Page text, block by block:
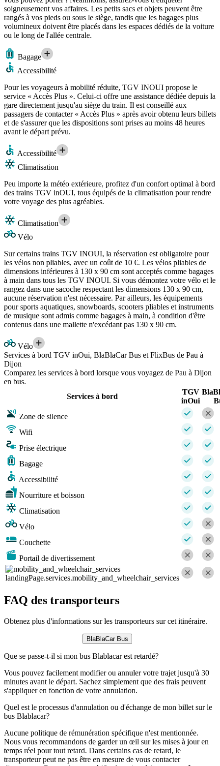
soigneusement vos affaires. Les petits sacs et objets peuvent être
rangés à vos pieds ou sous le siège, tandis que les bagages plus
volumineux doivent être placés dans les espaces dédiés de la voiture
ou le long de l'allée centrale.
Bagage
Accessibilité
Pour les voyageurs à mobilité réduite, TGV INOUI propose le
service « Accès Plus ». Celui-ci offre une assistance dédiée depuis la
gare directement jusqu'au siège du train. Il est conseillé aux
passagers de contacter « Accès Plus » après avoir obtenu leurs billets
et de s'assurer que les dispositions sont prises au moins 48 heures
avant le départ prévu.
Accessibilité
Climatisation
Peu importe la météo extérieure, profitez d'un confort optimal à bord
des trains TGV inOUI, tous équipés de la climatisation pour rendre
votre voyage des plus agréables.
Climatisation
Vélo
Sur certains trains TGV INOUI, la réservation est obligatoire pour
les vélos non pliables, avec un coût de 10 €. Les vélos pliables de
dimensions inférieures à 130 x 90 cm sont acceptés comme bagages
à main dans tous les TGV INOUI. Si vous démontez votre vélo et le
rangez dans une sacoche respectant les dimensions 130 x 90 cm,
aucune réservation n'est nécessaire. Par ailleurs, les équipements
pour sports aquatiques, snowboards, scooters pliables et instruments
de musique sont admis comme bagages à main, à condition d'être
contenus dans une mallette n'excédant pas 130 x 90 cm.
Vélo
Services à bord TGV inOui, BlaBlaCar Bus et FlixBus de Pau à
Dijon
Comparez les services à bord lorsque vous voyagez de Pau à Dijon
en bus.
Services à bord
TGV
inOui
Zone de silence
Wifi
Prise électrique
Bagage
Accessibilité
Nourriture et boisson
Climatisation
Vélo
Couchette
Portail de divertissement
landingPage.services.mobility_and_wheelchair_services
FAQ des transporteurs
Obtenez plus d'informations sur les transporteurs sur cet itinéraire.
BlaBlaCar Bus
Que se passe-t-il si mon bus Blablacar est retardé?
Vous pouvez facilement modifier ou annuler votre trajet jusqu'à 30
minutes avant le départ. Sachez simplement que des frais peuvent
s'appliquer en fonction de votre annulation.
Quel est le processus d'annulation ou d'échange de mon billet sur le
bus Blablacar?
Aucune politique de rémunération spécifique n'est mentionnée.
Nous vous recommandons de garder un œil sur les mises à jour en
temps réel pour tout retard. Dans certains cas de retard, le
transporteur peut ne pas être en mesure de vous contacter